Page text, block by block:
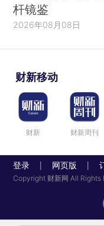
杆镜鉴
2026年08月08日
财新移动
财新 财新周刊
登录 网页版
Copyright 财新网 All Rights